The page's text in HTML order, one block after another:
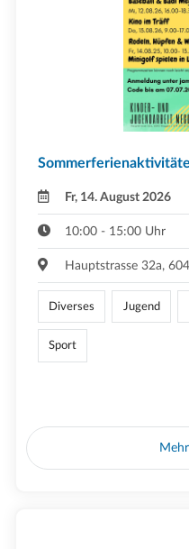
Fr, 14. August 2026
10:00 - 15:00 Uhr
Hauptstrasse 32a,
Diverses Jugend
Sport